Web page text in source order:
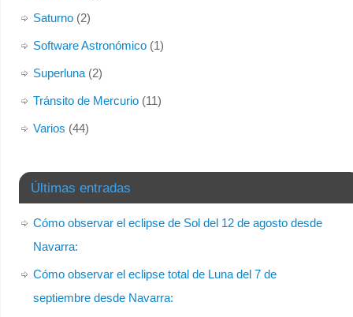
Saturno(2)
Software Astronómico(1)
Superluna(2)
Tránsito de Mercurio(11)
Varios (44)
Últimas entradas
Cómo observar el eclipse de Sol del 12 de agosto desde
Navarra:
Cómo observar el eclipse total de Luna del 7 de
septiembre desde Navarra: